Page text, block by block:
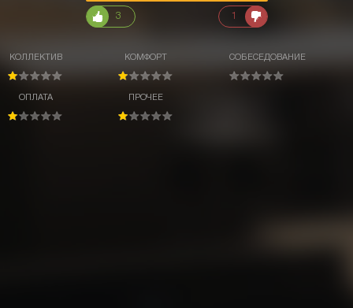
3 1
КОЛЛЕКТИВ
ОПЛАТА
КОМФОРТ
ПРОЧЕЕ
СОБЕСЕДОВАНИЕ